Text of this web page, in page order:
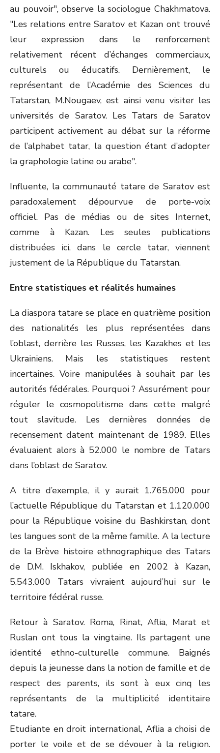
au pouvoir", observe la sociologue Chakhmatova.
"Les relations entre Saratov et Kazan ont trouvé
leur expression dans le renforcement
relativement récent d’échanges commerciaux,
culturels ou éducatifs. Dernièrement, le
représentant de l’Académie des Sciences du
Tatarstan, M.Nougaev, est ainsi venu visiter les
universités de Saratov. Les Tatars de Saratov
participent activement au débat sur la réforme
de l’alphabet tatar, la question étant d’adopter
la graphologie latine ou arabe".
Influente, la communauté tatare de Saratov est
paradoxalement dépourvue de porte-voix
officiel. Pas de médias ou de sites Internet,
comme à Kazan. Les seules publications
distribuées ici, dans le cercle tatar, viennent
justement de la République du Tatarstan.
Entre statistiques et réalités humaines
La diaspora tatare se place en quatrième position
des nationalités les plus représentées dans
l’oblast, derrière les Russes, les Kazakhes et les
Ukrainiens. Mais les statistiques restent
incertaines. Voire manipulées à souhait par les
autorités fédérales. Pourquoi ? Assurément pour
réguler le cosmopolitisme dans cette malgré
tout slavitude. Les dernières données de
recensement datent maintenant de 1989. Elles
évaluaient alors à 52.000 le nombre de Tatars
dans l’oblast de Saratov.
A titre d’exemple, il y aurait 1.765.000 pour
l’actuelle République du Tatarstan et 1.120.000
pour la République voisine du Bashkirstan, dont
les langues sont de la même famille. A la lecture
de la Brève histoire ethnographique des Tatars
de D.M. Iskhakov, publiée en 2002 à Kazan,
5.543.000 Tatars vivraient aujourd’hui sur le
territoire fédéral russe.
Retour à Saratov. Roma, Rinat, Aflia, Marat et
Ruslan ont tous la vingtaine. Ils partagent une
identité ethno-culturelle commune. Baignés
depuis la jeunesse dans la notion de famille et de
respect des parents, ils sont à eux cinq les
représentants de la multiplicité identitaire
tatare.
Etudiante en droit international, Aflia a choisi de
porter le voile et de se dévouer à la religion.